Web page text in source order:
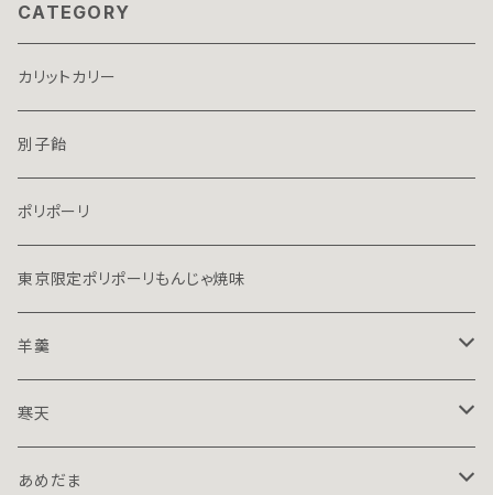
CATEGORY
カリットカリー
別子飴
ポリポーリ
東京限定ポリポーリもんじゃ焼味
羊羹
１５０ｇハーフ
７０ｇミニ
寒天
１５０ｇハーフ
あめだま